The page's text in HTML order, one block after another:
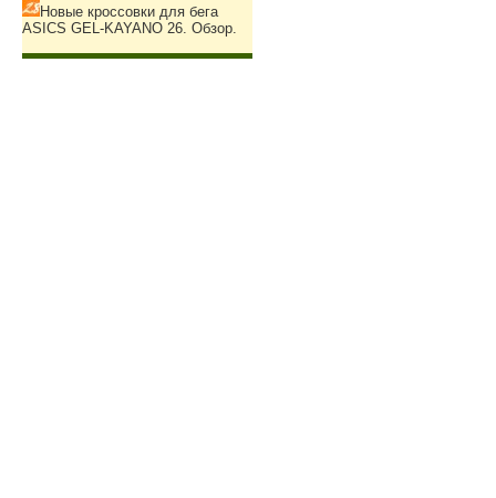
Новые кроссовки для бега
ASICS GEL-KAYANO 26. Обзор.